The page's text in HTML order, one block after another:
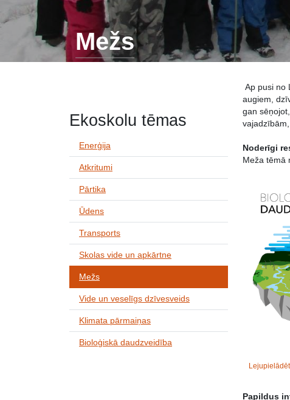
Mežs
Ekoskolu tēmas
Enerģija
Atkritumi
Pārtika
Ūdens
Transports
Skolas vide un apkārtne
Mežs
Vide un veselīgs dzīvesveids
Klimata pārmaiņas
Bioloģiskā daudzveidība
Ap pusi no
augiem,
gan
Noderīgi
Meža tēmā
Papildus